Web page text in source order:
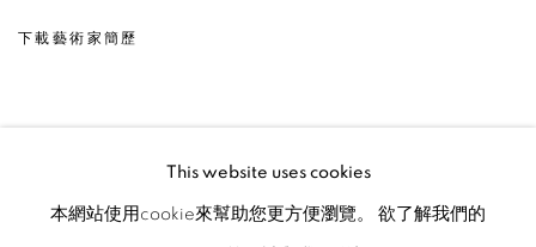
下載藝術家簡歷
MANAGE COOKIES
This website uses cookies
本網站使用cookie來幫助您更方便瀏覽。 欲了解我們的